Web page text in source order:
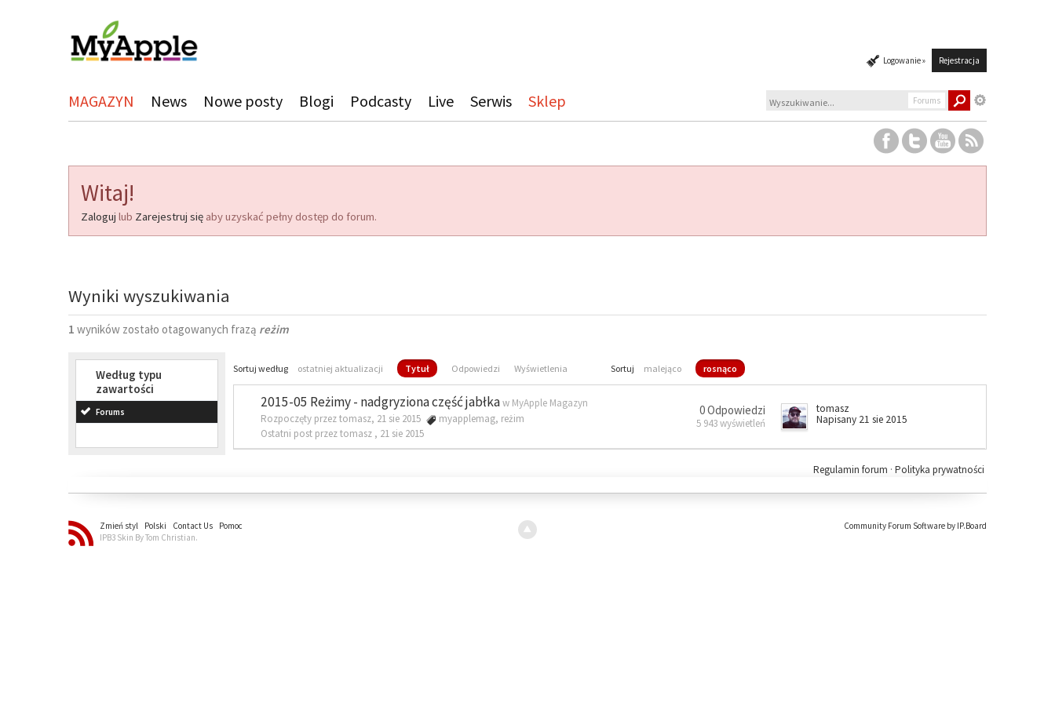
Logowanie » Rejestracja
MAGAZYN News Nowe posty Blogi Podcasty Live Serwis Sklep Forums
Witaj!
Zaloguj lub Zarejestruj się aby uzyskać pełny dostęp do forum.
Wyniki wyszukiwania
1 wyników zostało otagowanych frazą reżim
Według typu
zawartości
Forums
Sortuj według ostatniej aktualizacji Tytuł Odpowiedzi Wyświetlenia Sortuj malejąco rosnąco
2015-05 Reżimy - nadgryziona część jabłkaw MyApple Magazyn
Rozpoczęty przez tomasz, 21 sie 2015
myapplemag, reżim
Ostatni post przez tomasz , 21 sie 2015
0 Odpowiedzi
5 943 wyświetleń
tomasz
Napisany 21 sie 2015
Polityka prywatności
Regulamin forum ·
Zmień styl Polski Contact Us
Pomoc
IPB3 Skin By Tom Christian.
Community Forum Software by IP.Board